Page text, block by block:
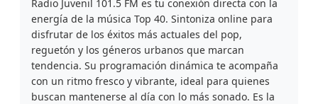
Radio Juvenil 101.5 FM es tu conexión directa con la
energía de la música Top 40. Sintoniza online para
disfrutar de los éxitos más actuales del pop,
reguetón y los géneros urbanos que marcan
tendencia. Su programación dinámica te acompaña
con un ritmo fresco y vibrante, ideal para quienes
buscan mantenerse al día con lo más sonado. Es la